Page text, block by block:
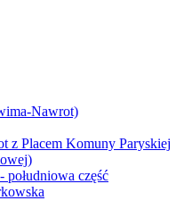
Nawrot)
z Placem Komuny Paryskiej
część